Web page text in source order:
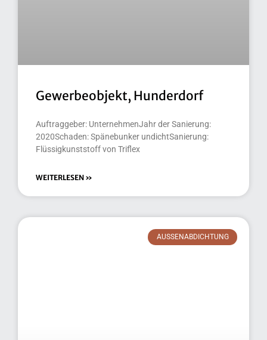
Gewerbeobjekt, Hunderdorf
Auftraggeber: UnternehmenJahr der Sanierung:
2020Schaden: Spänebunker undichtSanierung:
Flüssigkunststoff von Triflex
WEITERLESEN »
AUSSENABDICHTUNG